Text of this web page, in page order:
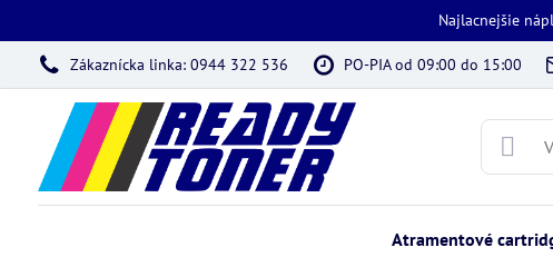
Najlacnejšie
Zákaznícka linka: 0944 322 536 PO-PIA od 09:00 do 15:00
Atramentové